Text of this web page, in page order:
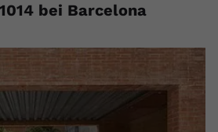
bei Barcelona